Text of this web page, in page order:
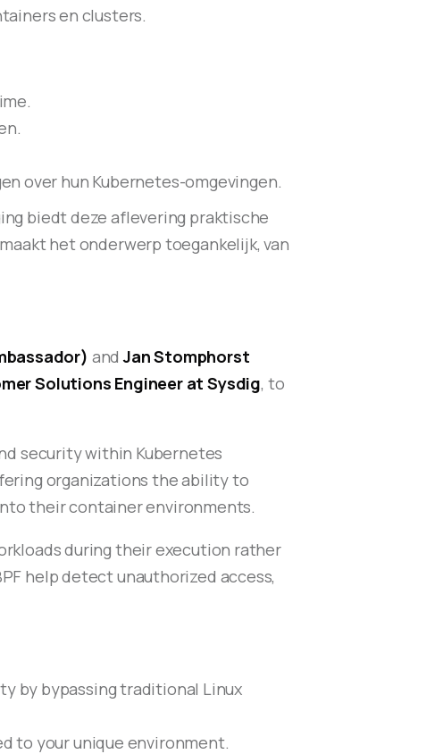
en clusters.
over hun Kubernetes-omgevingen.
biedt deze aflevering praktische
het onderwerp toegankelijk, van
andJan Stomphorst
Solutions Engineer at Sysdig, to
security within Kubernetes
organizations the ability to
their container environments.
during their execution rather
help detect unauthorized access,
by bypassing traditional Linux
to your unique environment.